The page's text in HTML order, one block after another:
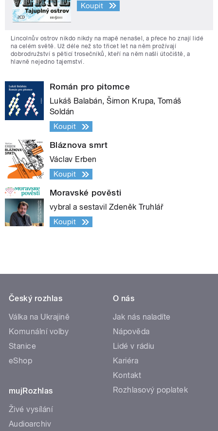
Koupit
Lincolnův ostrov nikdo nikdy na mapě nenašel, a přece ho znají lidé
na celém světě. Už déle než sto třicet let na něm prožívají
dobrodružství s pěticí trosečníků, kteří na něm našli útočiště, a
hlavně nejedno tajemství.
Román pro pitomce
Lukáš Balabán, Šimon Krupa, Tomáš
Soldán
Koupit
Bláznova smrt
Václav Erben
Koupit
Moravské pověsti
vybral a sestavil Zdeněk Truhlář
Koupit
Český rozhlas
Válka na Ukrajině
Komunální volby
Stanice
eShop
mujRozhlas
Živé vysílání
Audioarchiv
O nás
Jak nás naladíte
Nápověda
Lidé v rádiu
Kariéra
Kontakt
Rozhlasový poplatek